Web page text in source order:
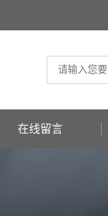
在线留言